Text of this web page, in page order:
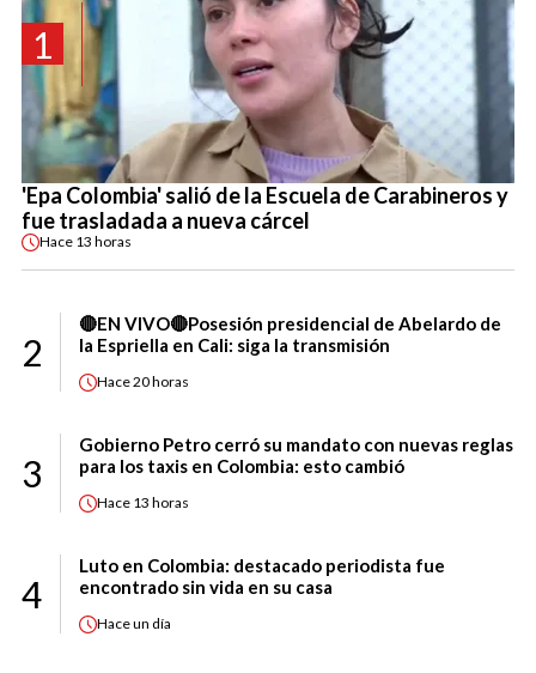
1
'Epa Colombia' salió de la Escuela de Carabineros y
fue trasladada a nueva cárcel
Hace 13 horas
2
🔴EN VIVO🔴Posesión presidencial de Abelardo de
la Espriella en Cali: siga la transmisión
Hace20 horas
3
Gobierno Petro cerró su mandato con nuevas reglas
para los taxis en Colombia: esto cambió
Hace 13 horas
4
Luto en Colombia: destacado periodista fue
encontrado sin vida en su casa
Haceun día